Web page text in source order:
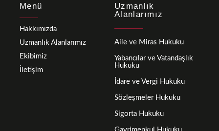
Menü
Hakkımızda
Uzmanlık Alanlarımız
Ekibimiz
İletişim
Uzmanlık
Alanlarımız
Aile ve Miras Hukuku
Yabancılar ve Vatandaşlık
Hukuku
İdare ve Vergi Hukuku
Sözleşmeler Hukuku
Sigorta Hukuku